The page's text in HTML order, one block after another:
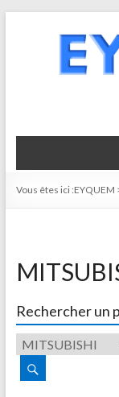
Vous êtes ici :EYQUEM
Rechercher un